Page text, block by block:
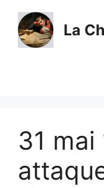
contenu
La
31 mai